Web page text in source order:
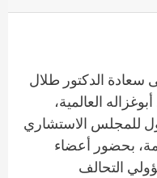
سعادة الدكتور طلال
العالمية،
للمجلس الاستشاري
بحضور أعضاء
التحالف